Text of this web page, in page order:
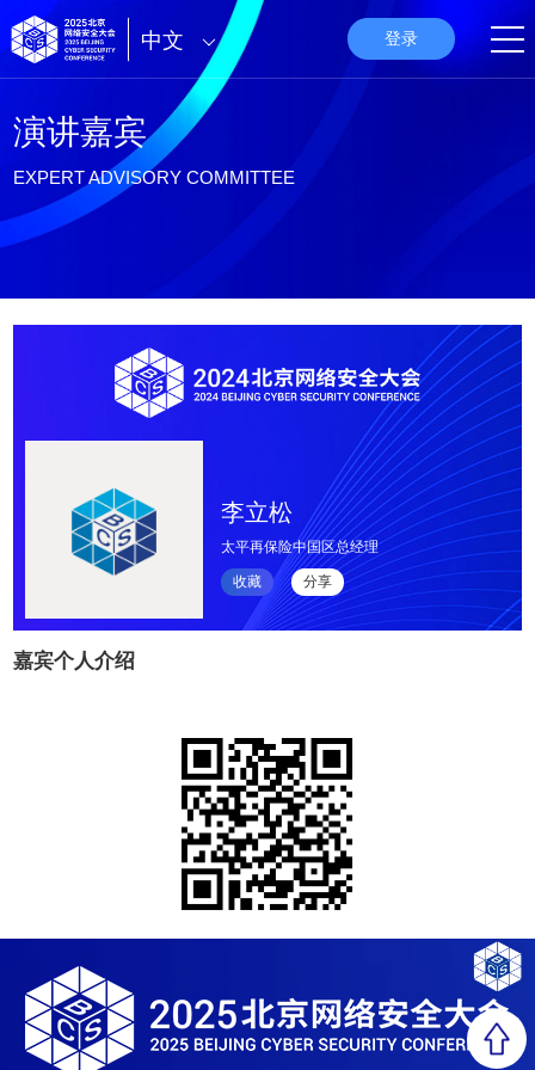
中文 登录
演讲嘉宾
EXPERT ADVISORY COMMITTEE
李立松
太平再保险中国区总经理
收藏 分享
嘉宾个人介绍